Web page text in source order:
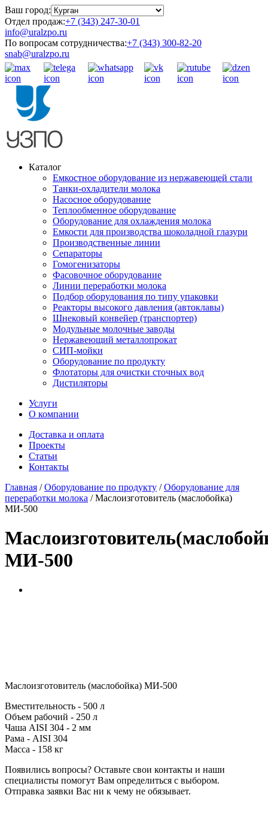
Ваш город:
Отдел продаж:+7 (343) 247-30-01
info@uralzpo.ru
По вопросам сотрудничества:+7 (343) 300-82-20
snab@uralzpo.ru
Каталог
Емкостное оборудование из нержавеющей стали
Танки-охладители молока
Насосное оборудование
Теплообменное оборудование
Оборудование для охлаждения молока
Емкости для производства шоколадной глазури
Производственные линии
Сепараторы
Гомогенизаторы
Фасовочное оборудование
Линии переработки молока
Подбор оборудования по типу упаковки
Реакторы высокого давления (автоклавы)
Шнековый конвейер (транспортер)
Модульные молочные заводы
Нержавеющий металлопрокат
СИП-мойки
Оборудование по продукту
Флотаторы для очистки сточных вод
Дистиляторы
Услуги
О компании
Доставка и оплата
Проекты
Статьи
Контакты
Главная /Оборудование по продукту /Оборудование для
переработки молока /Маслоизготовитель (маслобойка)
МИ-500
МИ-500
Маслоизготовитель (маслобойка) МИ-500
Вместительность - 500 л
Объем рабочий - 250 л
Чаша AISI 304 - 2 мм
Рама - AISI 304
Масса - 158 кг
Появились вопросы? Оставьте свои контакты и наши
специалисты помогут Вам определиться с выбором.
Отправка заявки Вас ни к чему не обязывает.